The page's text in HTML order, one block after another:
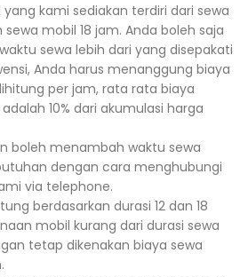
yang kami sediakan terdiri dari sewa
sewa mobil 18 jam. Anda boleh saja
sewa lebih dari yang disepakati
Anda harus menanggung biaya
per jam, rata rata biaya
10% dari akumulasi harga
boleh menambah waktu sewa
dengan cara menghubungi
via telephone.
berdasarkan durasi 12 dan 18
mobil kurang dari durasi sewa
tetap dikenakan biaya sewa